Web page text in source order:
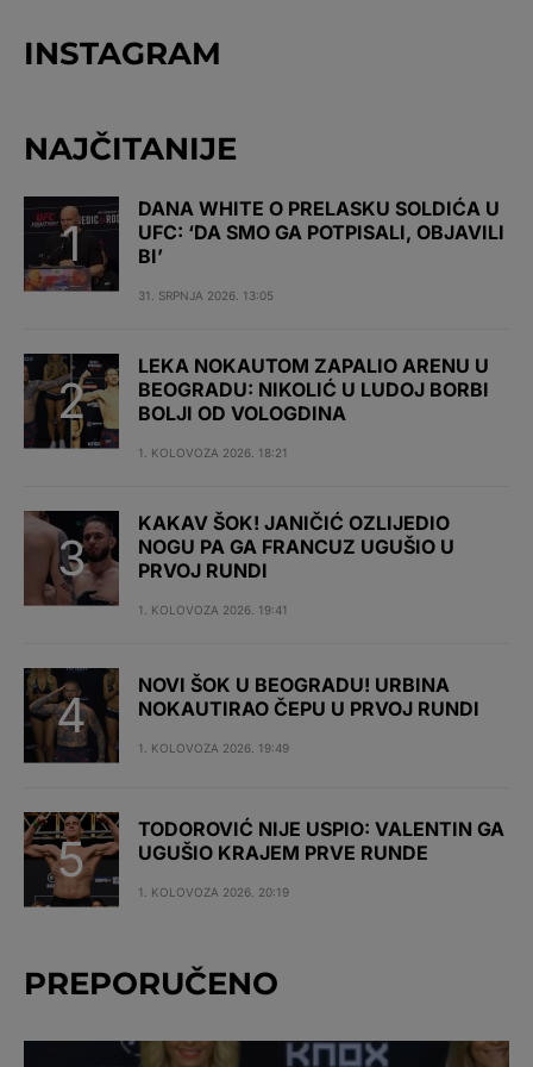
INSTAGRAM
NAJČITANIJE
DANA WHITE O PRELASKU SOLDIĆA U
UFC: ‘DA SMO GA POTPISALI, OBJAVILI
BI’
31. SRPNJA 2026. 13:05
LEKA NOKAUTOM ZAPALIO ARENU U
BEOGRADU: NIKOLIĆ U LUDOJ BORBI
BOLJI OD VOLOGDINA
1. KOLOVOZA 2026. 18:21
KAKAV ŠOK! JANIČIĆ OZLIJEDIO
NOGU PA GA FRANCUZ UGUŠIO U
PRVOJ RUNDI
1. KOLOVOZA 2026. 19:41
NOVI ŠOK U BEOGRADU! URBINA
NOKAUTIRAO ČEPU U PRVOJ RUNDI
1. KOLOVOZA 2026. 19:49
TODOROVIĆ NIJE USPIO: VALENTIN GA
UGUŠIO KRAJEM PRVE RUNDE
1. KOLOVOZA 2026. 20:19
PREPORUČENO